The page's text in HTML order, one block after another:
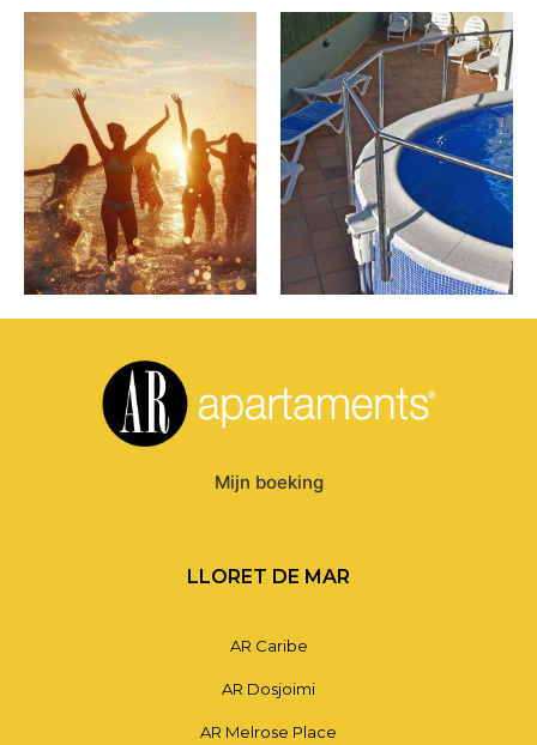
Mijn boeking
LLORET DE MAR
AR Caribe
AR Dosjoimi
AR Melrose Place